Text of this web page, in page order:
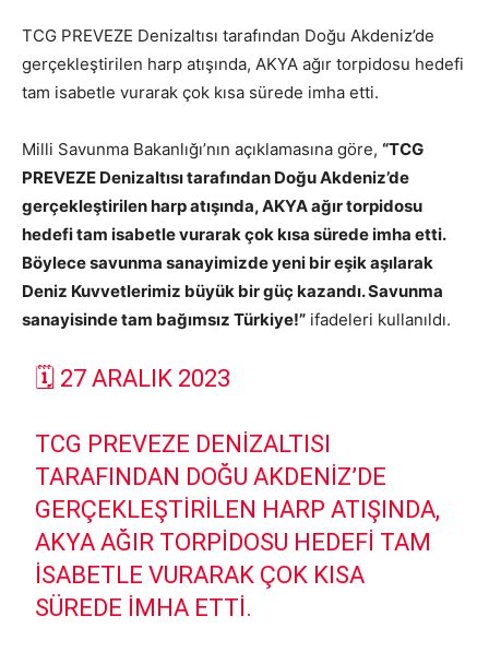
TCG PREVEZE Denizaltısı tarafından Doğu Akdeniz’de
gerçekleştirilen harp atışında, AKYA ağır torpidosu hedefi
tam isabetle vurarak çok kısa sürede imha etti.
Milli Savunma Bakanlığı’nın açıklamasına göre, “TCG
PREVEZE Denizaltısı tarafından Doğu Akdeniz’de
gerçekleştirilen harp atışında, AKYA ağır torpidosu
hedefi tam isabetle vurarak çok kısa sürede imha etti.
Böylece savunma sanayimizde yeni bir eşik aşılarak
Deniz Kuvvetlerimiz büyük bir güç kazandı. Savunma
sanayisinde tam bağımsız Türkiye!” ifadeleri kullanıldı.
🗓️ 27 ARALIK 2023
TCG PREVEZE DENIZALTISI
TARAFINDAN DOĞU AKDENIZ’DE
GERÇEKLEŞTIRILEN HARP ATIŞINDA,
AKYA AĞIR TORPIDOSU HEDEFI TAM
ISABETLE VURARAK ÇOK KISA
SÜREDE IMHA ETTI.